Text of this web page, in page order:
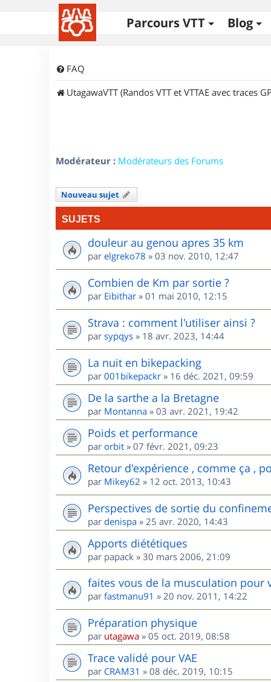
Parcours VTT Blog
FAQ
UtagawaVTT (Randos VTT et VTTAE avec traces
Modérateur : Modérateurs des Forums
Nouveau sujet
SUJETS
douleur au genou apres 35 km
par elgreko78 » 03 nov. 2010, 12:47
Combien de Km par sortie ?
par Eibithar » 01 mai 2010, 12:15
Strava : comment l'utiliser ainsi ?
par sypqys » 18 avr. 2023, 14:44
La nuit en bikepacking
par 001bikepackr » 16 déc. 2021, 09:59
De la sarthe a la Bretagne
par Montanna » 03 avr. 2021, 19:42
Poids et performance
par orbit » 07 févr. 2021, 09:23
Retour d'expérience , comme ça ,
par Mikey62 » 12 oct. 2013, 10:43
Perspectives de sortie du
par denispa » 25 avr. 2020, 14:43
Apports diététiques
par papack » 30 mars 2006, 21:09
faites vous de la musculation pour
par fastmanu91 » 20 nov. 2011, 14:22
Préparation physique
par utagawa » 05 oct. 2019, 08:58
Trace validé pour VAE
par CRAM31 » 08 déc. 2019, 10:15